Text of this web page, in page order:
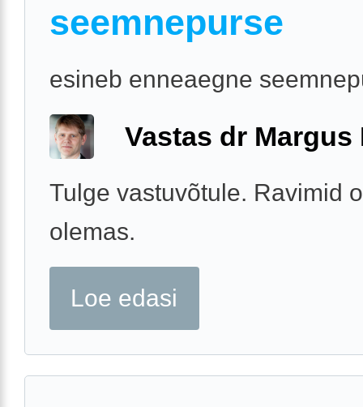
seemnepurse
esineb enneaegne
Vastas dr Margus
Tulge vastuvõtule. Ravimid
olemas.
Loe edasi